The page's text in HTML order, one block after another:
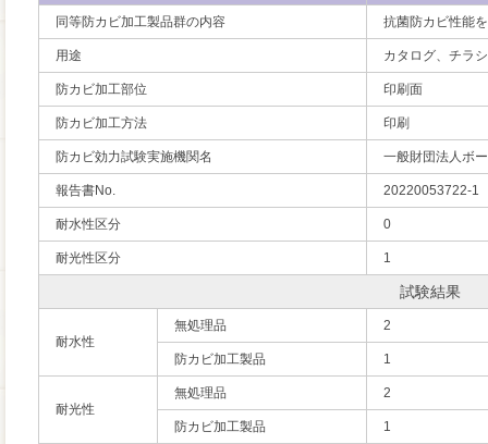
同等防カビ加工製品群の内容 抗菌防カビ性能
用途 カタログ、チラ
防カビ加工部位 印刷面
防カビ加工方法 印刷
防カビ効力試験実施機関名 一般財団法人ボ
報告書No. 20220053722-1
耐水性区分 0
耐光性区分 1
試験結果
耐水性
無処理品 2
防カビ加工製品 1
耐光性
無処理品 2
防カビ加工製品 1